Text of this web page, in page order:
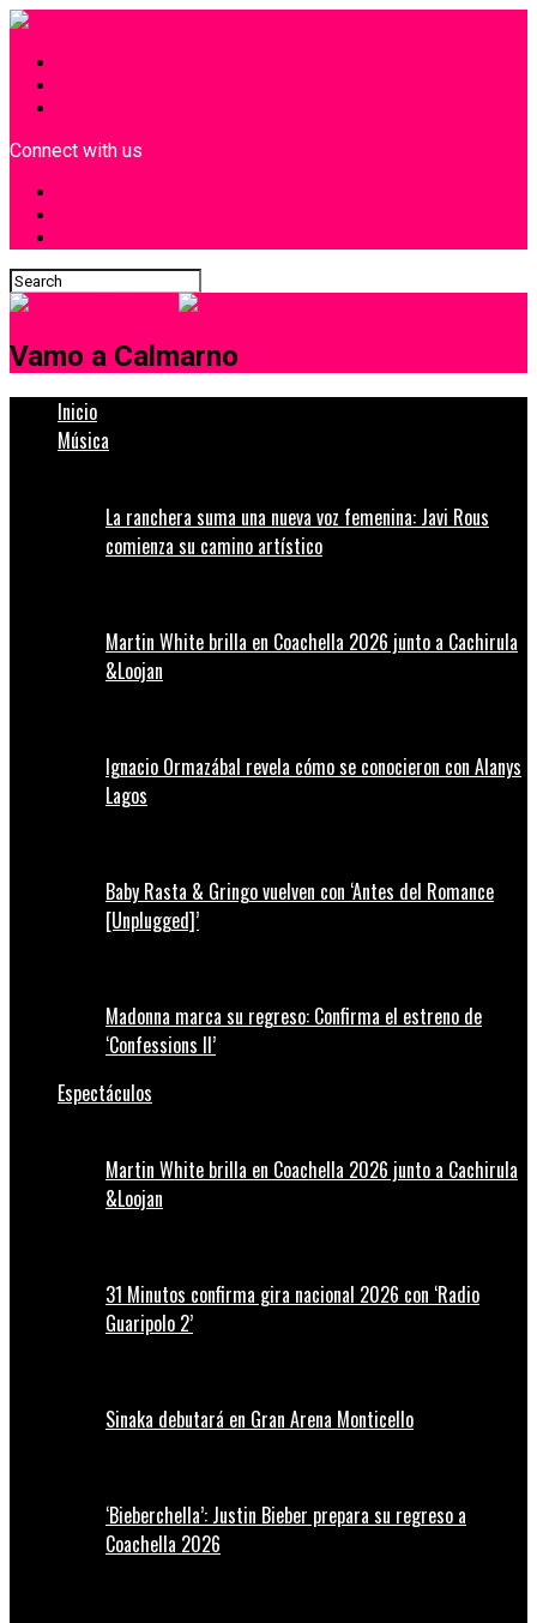
Connect with us
Vamo a Calmarno
Inicio
Música
La ranchera suma una nueva voz femenina: Javi Rous
comienza su camino artístico
Martin White brilla en Coachella 2026 junto a Cachirula
&Loojan
Ignacio Ormazábal revela cómo se conocieron con Alanys
Lagos
Baby Rasta & Gringo vuelven con ‘Antes del Romance
[Unplugged]’
Madonna marca su regreso: Confirma el estreno de
‘Confessions II’
Espectáculos
Martin White brilla en Coachella 2026 junto a Cachirula
&Loojan
31 Minutos confirma gira nacional 2026 con ‘Radio
Guaripolo 2’
Sinaka debutará en Gran Arena Monticello
‘Bieberchella’: Justin Bieber prepara su regreso a
Coachella 2026